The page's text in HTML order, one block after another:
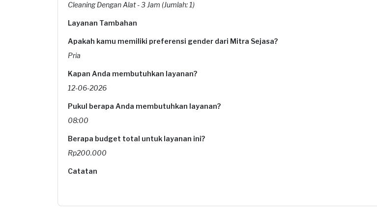
Cleaning Dengan Alat - 3 Jam (Jumlah: 1)
Layanan Tambahan
Apakah kamu memiliki preferensi gender dari Mitra Sejasa?
Pria
Kapan Anda membutuhkan layanan?
12-06-2026
Pukul berapa Anda membutuhkan layanan?
08:00
Berapa budget total untuk layanan ini?
Rp200.000
Catatan